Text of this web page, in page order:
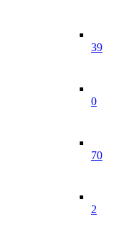
39
0
70
2